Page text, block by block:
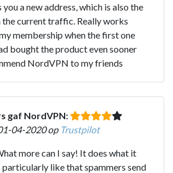
a new address, which is also the
the current traffic. Really works
membership when the first one
bought the product even sooner
NordVPN to my friends
gaf NordVPN:
04-2020 op Trustpilot
more can I say! It does what it
particularly like that spammers send